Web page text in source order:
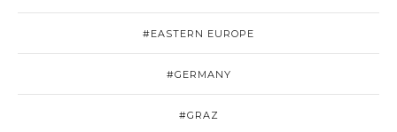
#EASTERN EUROPE
#GERMANY
#GRAZ